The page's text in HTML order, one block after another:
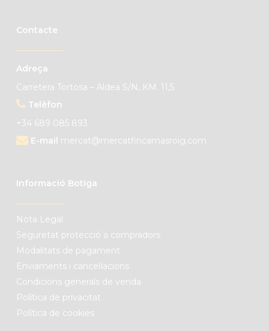
Contacte
Adreça
Carretera Tortosa – Aldea S/N, KM. 11,5
Telèfon
+34 689 085 893
E-mail mercat@mercatfincamasroig.com
Informació Botiga
Nota Legal
Seguretat protecció a compradors
Modalitats de pagament
Enviaments i cancel·lacions
Condicions generals de venda
Política de privacitat
Política de cookies